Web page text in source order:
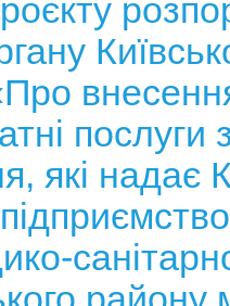
послуги
які надає